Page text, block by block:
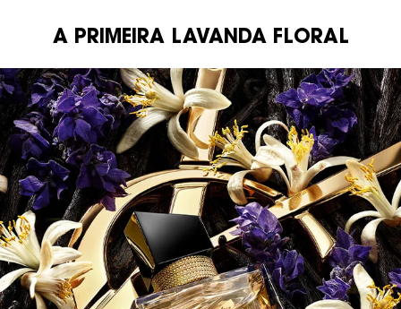
texto e imagemA PRIMEIRA LAVANDA FLORAL